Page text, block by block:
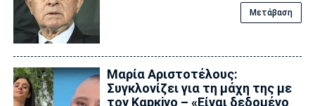
Μετάβαση
Μαρία Αριστοτέλους:
Συγκλονίζει για τη μάχη της με
τον Kαpκivo – «Είναι δεδομένο